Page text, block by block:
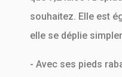
souhaitez. Elle est
elle se déplie
- Avec ses pieds